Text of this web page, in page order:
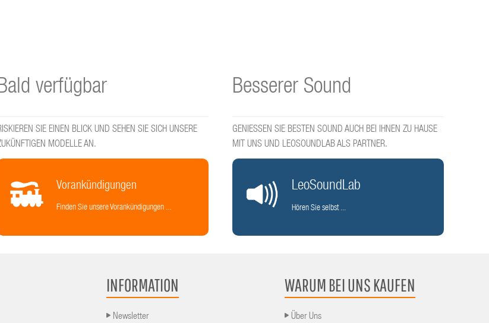
verfügbar Besserer Sound
SIE EINEN BLICK UND SEHEN SIE SICH UNSERE
MODELLE AN.
GENIESSEN SIE BESTEN SOUND AUCH BEI IHNEN ZU HAUSE
MIT UNS UND LEOSOUNDLAB ALS PARTNER.
Vorankündigungen
Finden Sie unsere Vorankündigungen ...
LeoSoundLab
Hören Sie selbst ...
INFORMATION
Newsletter
WARUM BEI UNS KAUFEN
Über Uns